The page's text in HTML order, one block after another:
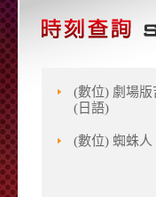
(數位) 劇場
(日語)
(數位) 蜘蛛人